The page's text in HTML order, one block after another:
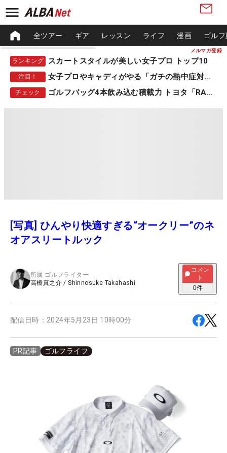
メルマガ登録
全ツアー ギア レッスン ライフ 漫画 ゴル
ランキング スカートスタイルが美しい女子プロ トップ10
注目！ 女子プロやキャディがやる「ガチの熱中症対策」
チェック ゴルフバッグ4本飲み込む積載力 トヨタ「RAV4」
[写真] ひんやり快適すぎる“オークリー”のネ
オアスリートルック
所属 ゴルフライター
高橋真之介 /Shinnosuke Takahashi
コメン
ト
0件
配信日時： 2024年5月23日 10時00分
PR記事 ゴルフライフ